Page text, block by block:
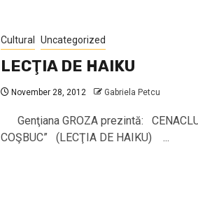
Cultural Uncategorized
LECŢIA DE HAIKU
November 28, 2012 Gabriela Petcu
Genţiana GROZA prezintă: CENACLU
COŞBUC” (LECŢIA DE HAIKU) ...